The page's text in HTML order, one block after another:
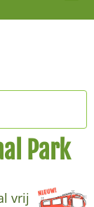
Park
vrij